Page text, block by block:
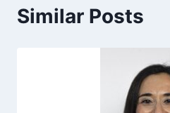
Similar Posts